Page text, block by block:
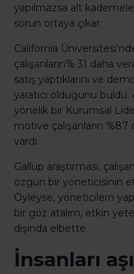
yapılmazsa alt
sorun ortaya çıkar.
California
çalışanların% 31 daha
satış yaptıklarını ve
yaratıcı olduğunu
yönelik bir Kurumsal
motive çalışanların
vardı.
Gallup araştırması,
özgün bir yöneticisinin
Öyleyse, yöneticilern
bir göz atalım, etkin
dışında elbette.
İnsanları